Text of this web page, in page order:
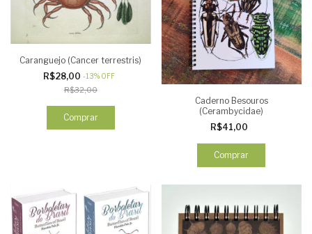
Caranguejo (Cancer terrestris)
R$28,00-13% OFF
R$32,00
Comprar
Caderno Besouros
(Cerambycidae)
R$41,00
Comprar